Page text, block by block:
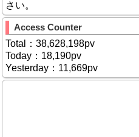
さい。
Access Counter
Total：38,628,198pv
Today：18,190pv
Yesterday：11,669pv